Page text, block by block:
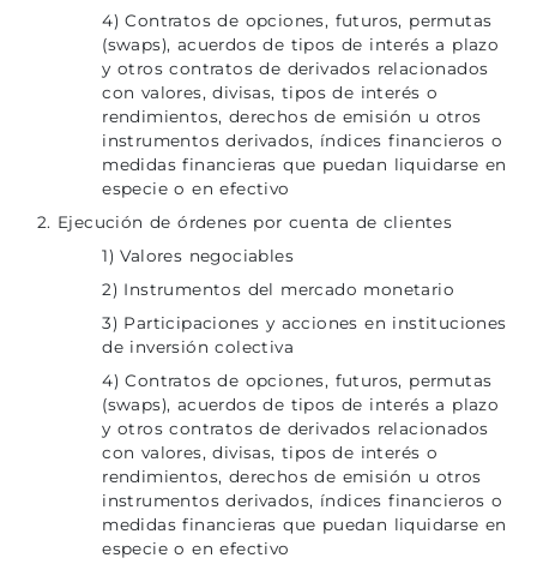
4) Contratos de opciones, futuros, permutas
(swaps), acuerdos de tipos de interés a plazo
y otros contratos de derivados relacionados
con valores, divisas, tipos de interés o
rendimientos, derechos de emisión u otros
instrumentos derivados, índices financieros o
medidas financieras que puedan liquidarse en
especie o en efectivo
2. Ejecución de órdenes por cuenta de clientes
1) Valores negociables
2) Instrumentos del mercado monetario
3) Participaciones y acciones en instituciones
de inversión colectiva
4) Contratos de opciones, futuros, permutas
(swaps), acuerdos de tipos de interés a plazo
y otros contratos de derivados relacionados
con valores, divisas, tipos de interés o
rendimientos, derechos de emisión u otros
instrumentos derivados, índices financieros o
medidas financieras que puedan liquidarse en
especie o en efectivo